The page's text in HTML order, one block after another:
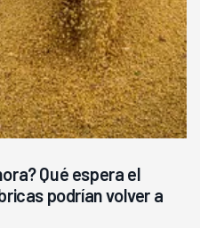
Qué espera el
podrían volver a